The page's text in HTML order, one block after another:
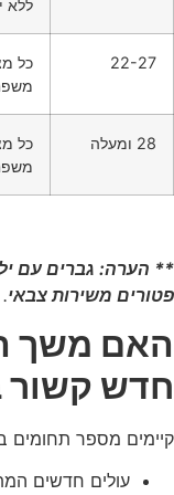
ללא
22-27
כל
28 ומעלה
כל
** הערה: גברים עם
פטורים משירות צבאי.
האם משך
חדש קשור
קיימים מספר תחומים
עולים חדשים